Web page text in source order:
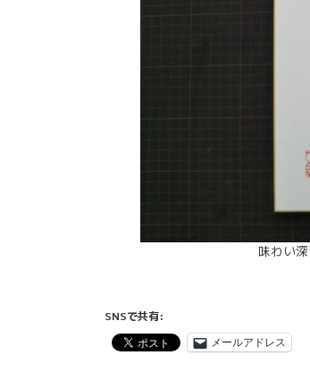
味わい
SNSで共有:
メールアドレス